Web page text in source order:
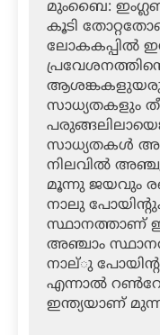
മുംബൈ:
കൂടി
ലോകകപ്പില്‍
സാധ്യതകളും
സാധ്യതകള്‍
നിലവില്‍ അഞ്ചു
മൂന്നു ജയവും
നാലു
സ്ഥാനത്താണ്
അഞ്ചാം
നാല്ു
എന്നാല്‍
ഇന്ത്യയാണ്